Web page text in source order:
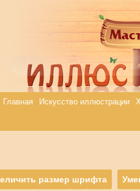
Главная Искусство иллюстрации
размер шрифта